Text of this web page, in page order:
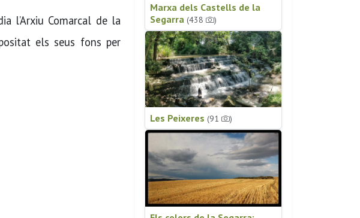
l’Arxiu Comarcal de la
els seus fons per
Marxa dels Castells de la
Segarra (438 )
Les Peixeres (91 )